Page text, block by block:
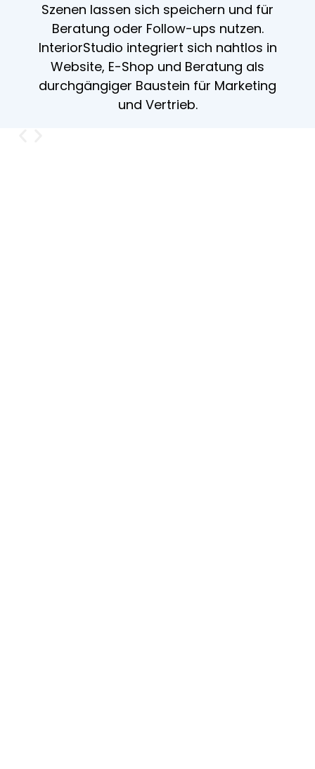
Szenen lassen sich speichern und für
Beratung oder Follow-ups nutzen.
InteriorStudio integriert sich nahtlos in
Website, E-Shop und Beratung als
durchgängiger Baustein für Marketing
und Vertrieb.